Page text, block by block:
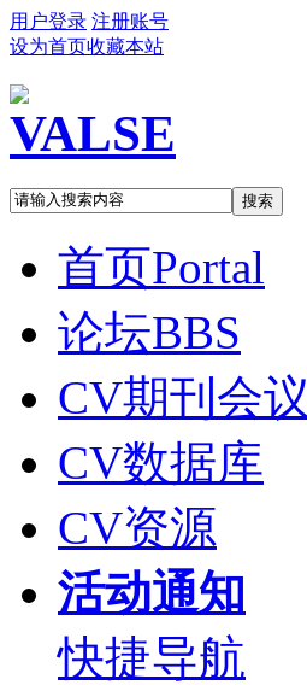
用户登录 注册账号
设为首页收藏本站
搜索
首页Portal
论坛BBS
CV期刊会议
CV数据库
CV资源
活动通知
快捷导航